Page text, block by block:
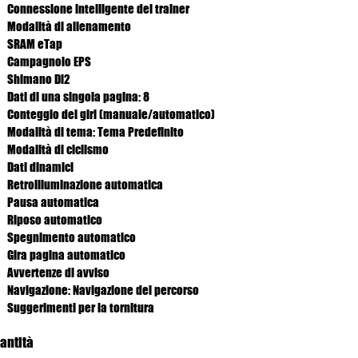
Connessione intelligente del trainer
Modalità di allenamento
SRAM eTap
Campagnolo EPS
Shimano Di2
Dati di una singola pagina: 8
Conteggio dei giri (manuale/automatico)
Modalità di tema: Tema Predefinito
Modalità di ciclismo
Dati dinamici
Retroilluminazione automatica
Pausa automatica
Riposo automatico
Spegnimento automatico
Gira pagina automatico
Avvertenze di avviso
Navigazione: Navigazione del percorso
Suggerimenti per la tornitura